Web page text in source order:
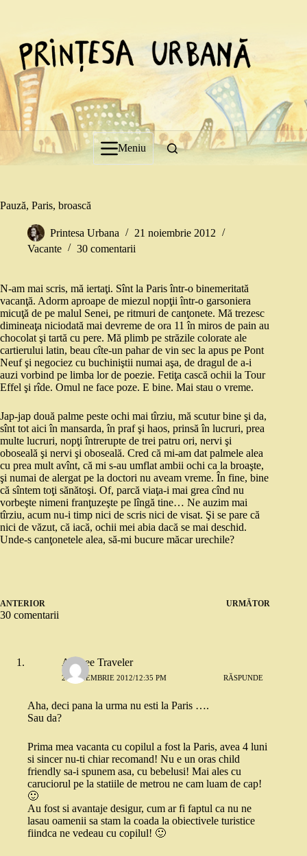
Meniu
Pauză, Paris, broască
Printesa Urbana
21 noiembrie 2012
Vacante
30 comentarii
N-am mai scris, mă iertaţi. Sînt la Paris într-o binemeritată
vacanţă. Adorm aproape de miezul nopţii într-o garsoniera
micuţă de pe malul Senei, pe ritmuri de canţonete. Mă trezesc
dimineaţa niciodată mai devreme de ora 11 în miros de pain au
chocolat şi tartă cu pere. Mă plimb pe străzile colorate ale
cartierului latin, beau cîte-un pahar de vin sec la apus pe Pont
Neuf şi negociez cu buchiniştii numai aşa, de dragul de a-i
auzi vorbind pe limba lor de poezie. Fetiţa cască ochii la Tour
Effel şi rîde. Omul ne face poze. E bine. Mai stau o vreme.
Jap-jap două palme peste ochi mai tîrziu, mă scutur bine şi da,
sînt tot aici în mansarda, în praf şi haos, prinsă în lucruri, prea
multe lucruri, nopţi întrerupte de trei patru ori, nervi şi
oboseală şi nervi şi oboseală. Cred că mi-am dat palmele alea
cu prea mult avînt, că mi s-au umflat ambii ochi ca la broaşte,
şi numai de alergat pe la doctori nu aveam vreme. În fine, bine
că sîntem toţi sănătoşi. Of, parcă viaţa-i mai grea cînd nu
vorbeşte nimeni franţuzeşte pe lîngă tine… Ne auzim mai
tîrziu, acum nu-i timp nici de scris nici de visat. Şi se pare că
nici de văzut, că iacă, ochii mei abia dacă se mai deschid.
Unde-s canţonetele alea, să-mi bucure măcar urechile?
ANTERIOR URMĂTOR
30 comentarii
Aliceee Traveler
21 NOIEMBRIE 2012/12:35 PM RĂSPUNDE
Aha, deci pana la urma nu esti la Paris ….
Sau da?
Prima mea vacanta cu copilul a fost la Paris, avea 4 luni
si sincer nu-ti chiar recomand! Nu e un oras child
friendly sa-i spunem asa, cu bebelusi! Mai ales cu
caruciorul pe la statiile de metrou ne cam luam de cap!
🙂
Au fost si avantaje desigur, cum ar fi faptul ca nu ne
lasau oamenii sa stam la coada la obiectivele turistice
fiindca ne vedeau cu copilul! 🙂